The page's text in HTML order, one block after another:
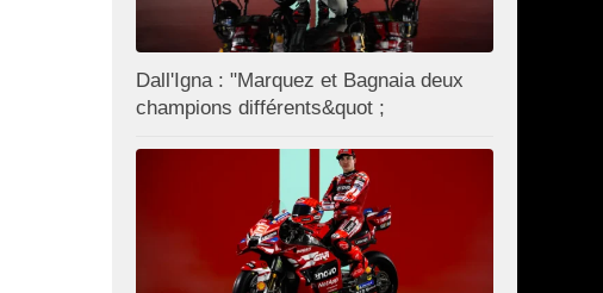
Dall'Igna : "Marquez et Bagnaia deux
champions différents&quot ;